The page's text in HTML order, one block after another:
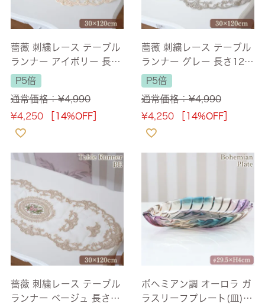
薔薇 刺繍レース テーブル
ランナー アイボリー 長さ
120cm
P5倍
通常価格：¥4,990
¥4,250 ［14%OFF］
薔薇 刺繍レース テーブル
ランナー グレー 長さ120
cmP5倍
通常価格：¥4,990
¥4,250 ［14%OFF］
薔薇 刺繍レース テーブル
ランナー ベージュ 長さ12
ボヘミアン調 オーロラ ガ
ラスリーフプレート(皿)